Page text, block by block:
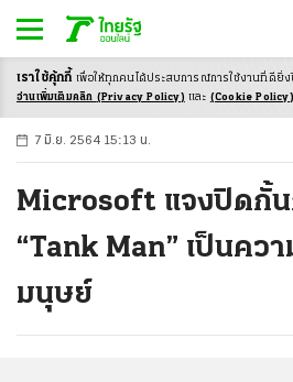
-ก ก ก+
7 มิ.ย. 2564 15:13 น.
Microsoft แจงปิดกั้น
“Tank Man” เป็นคว
มนุษย์
เราใช้คุ้กกี้ เพื่อให้ทุกคนได้ประสบการณ์การใช้งานที่ดียิ่ง
อ่านเพิ่มเติมคลิก (Privacy Policy) และ (Cookie Policy)